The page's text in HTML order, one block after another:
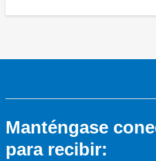
Manténgase
para recibir: